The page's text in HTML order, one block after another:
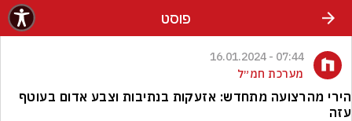
פוסט
07:44 - 16.01.2024
מערכת חמ״ל
הירי מהרצועה מתחדש: אזעקות בנתיבות וצבע אדום בעוטף
עזה